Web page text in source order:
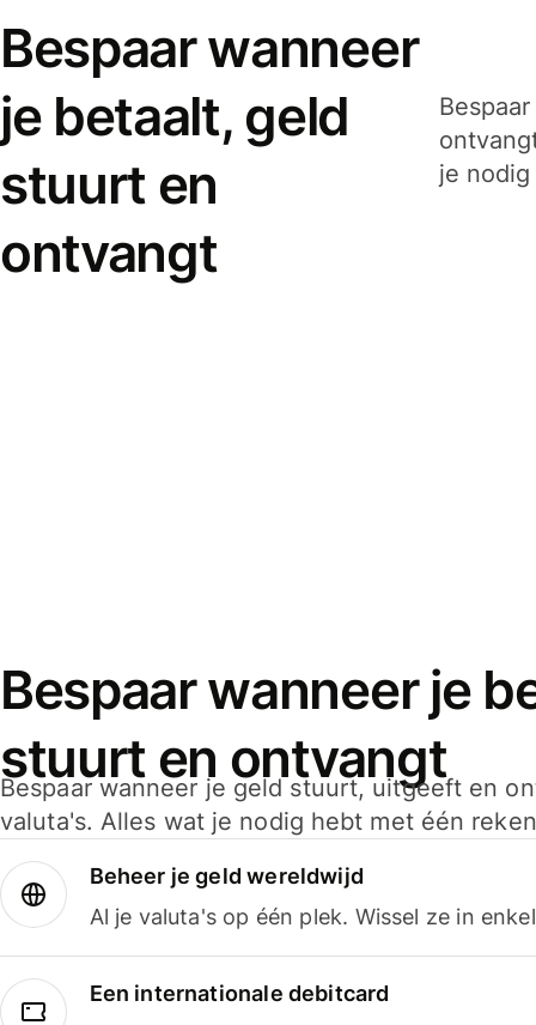
Bespaar wanneer
je betaalt, geld
stuurt en
ontvangt
je
Bespaar wanneer je
stuurt en ontvangt
Bespaar wanneer je geld stuurt, uitgeeft en
valuta's. Alles wat je nodig hebt met één
Beheer je geld wereldwijd
Al je valuta's op één plek. Wissel ze in
Een internationale debitcard